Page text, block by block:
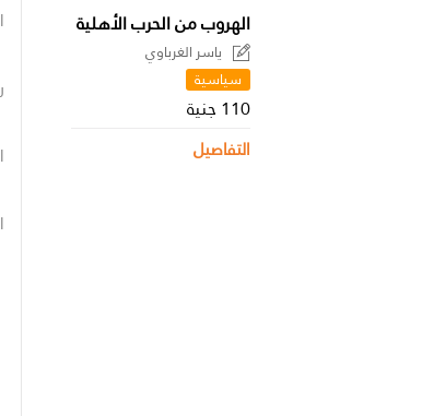
الهروب من الحرب الأهلية
ياسر الغرباوي
سياسية
110 جنية
التفاصيل